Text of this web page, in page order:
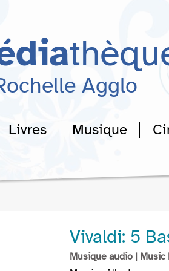
Agglo
Livres Musique
Vivaldi: 5
Musique audio | Music